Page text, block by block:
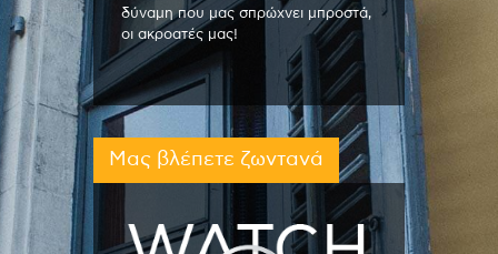
δύναμη που μας σπρώχνει μπροστά,
οι ακροατές μας!
Μας βλέπετε ζωντανά